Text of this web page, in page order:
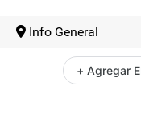
Info General
+ Agregar